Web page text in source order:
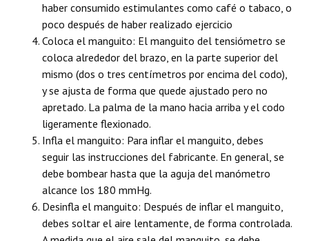
haber consumido estimulantes como café o tabaco, o
poco después de haber realizado ejercicio
Coloca el manguito: El manguito del tensiómetro se
coloca alrededor del brazo, en la parte superior del
mismo (dos o tres centímetros por encima del codo),
y se ajusta de forma que quede ajustado pero no
apretado. La palma de la mano hacia arriba y el codo
ligeramente flexionado.
Infla el manguito: Para inflar el manguito, debes
seguir las instrucciones del fabricante. En general, se
debe bombear hasta que la aguja del manómetro
alcance los 180 mmHg.
Desinfla el manguito: Después de inflar el manguito,
debes soltar el aire lentamente, de forma controlada.